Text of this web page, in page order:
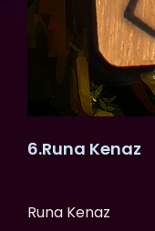
6.Runa Kenaz
Runa Kenaz